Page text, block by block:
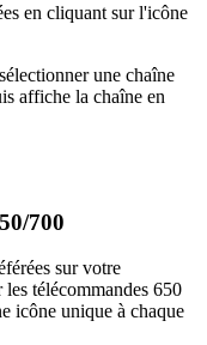
en cliquant sur l'icône
une chaîne
affiche la chaîne en
700
sur votre
télécommandes 650
icône unique à chaque